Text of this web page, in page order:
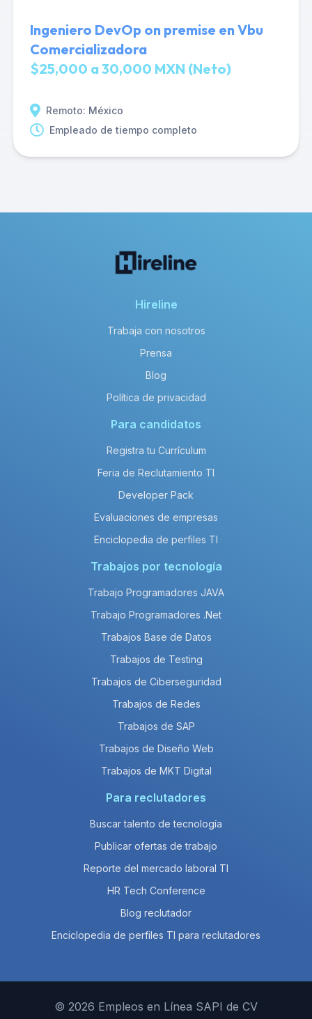
Ingeniero DevOp on premise en Vbu
Comercializadora
$25,000 a 30,000 MXN (Neto)
Remoto: México
Empleado de tiempo completo
Hireline
Trabaja con nosotros
Prensa
Blog
Política de privacidad
Para candidatos
Registra tu Currículum
Feria de Reclutamiento TI
Developer Pack
Evaluaciones de empresas
Enciclopedia de perfiles TI
Trabajos por tecnología
Trabajo Programadores JAVA
Trabajo Programadores .Net
Trabajos Base de Datos
Trabajos de Testing
Trabajos de Ciberseguridad
Trabajos de Redes
Trabajos de SAP
Trabajos de Diseño Web
Trabajos de MKT Digital
Para reclutadores
Buscar talento de tecnología
Publicar ofertas de trabajo
Reporte del mercado laboral TI
HR Tech Conference
Blog reclutador
Enciclopedia de perfiles TI para reclutadores
© 2026 Empleos en Línea SAPI de CV